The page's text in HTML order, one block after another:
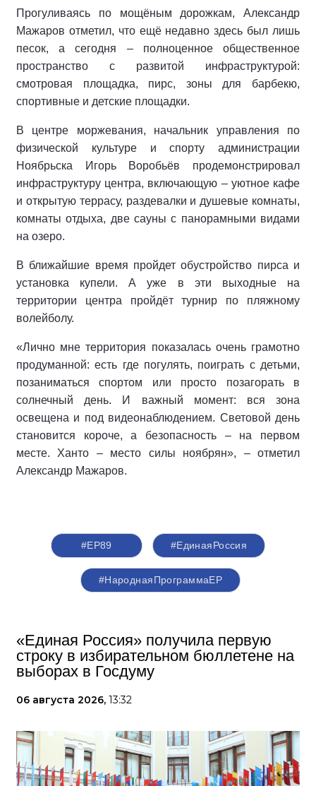
Прогуливаясь по мощёным дорожкам, Александр
Мажаров отметил, что ещё недавно здесь был лишь
песок, а сегодня – полноценное общественное
пространство с развитой инфраструктурой:
смотровая площадка, пирс, зоны для барбекю,
спортивные и детские площадки.
В центре моржевания, начальник управления по
физической культуре и спорту администрации
Ноябрьска Игорь Воробьёв продемонстрировал
инфраструктуру центра, включающую – уютное кафе
и открытую террасу, раздевалки и душевые комнаты,
комнаты отдыха, две сауны с панорамными видами
на озеро.
В ближайшие время пройдет обустройство пирса и
установка купели. А уже в эти выходные на
территории центра пройдёт турнир по пляжному
волейболу.
«Лично мне территория показалась очень грамотно
продуманной: есть где погулять, поиграть с детьми,
позаниматься спортом или просто позагорать в
солнечный день. И важный момент: вся зона
освещена и под видеонаблюдением. Световой день
становится короче, а безопасность – на первом
месте. Ханто – место силы ноябрян», – отметил
Александр Мажаров.
#ЕР89 #‎ЕдинаяРоссия
#НароднаяПрограммаЕР
«Единая Россия» получила первую
строку в избирательном бюллетене на
выборах в Госдуму
06 августа 2026, 13:32